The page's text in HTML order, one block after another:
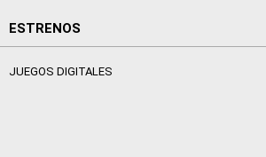
ESTRENOS
JUEGOS DIGITALES